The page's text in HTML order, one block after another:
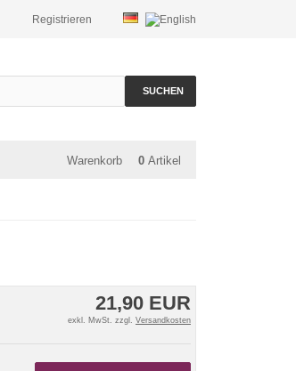
Registrieren
SUCHEN
Warenkorb 0 Artikel
21,90 EUR
exkl. MwSt. zzgl. Versandkosten